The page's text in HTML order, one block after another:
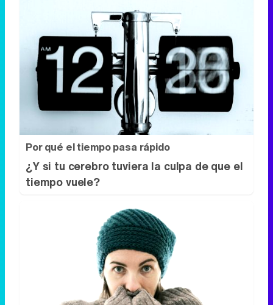
Por qué el tiempo pasa rápido
¿Y si tu cerebro tuviera la culpa de que el
tiempo vuele?
Esto explica el frío
¿Te pasa que por la noche sientes más